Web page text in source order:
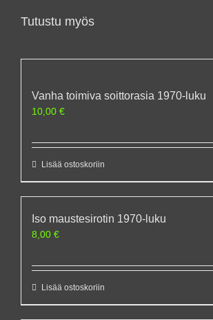
Tutustu myös
Vanha toimiva soittorasia 1970-luku
10,00 €
Lisää ostoskoriin
Iso maustesirotin 1970-luku
8,00 €
Lisää ostoskoriin